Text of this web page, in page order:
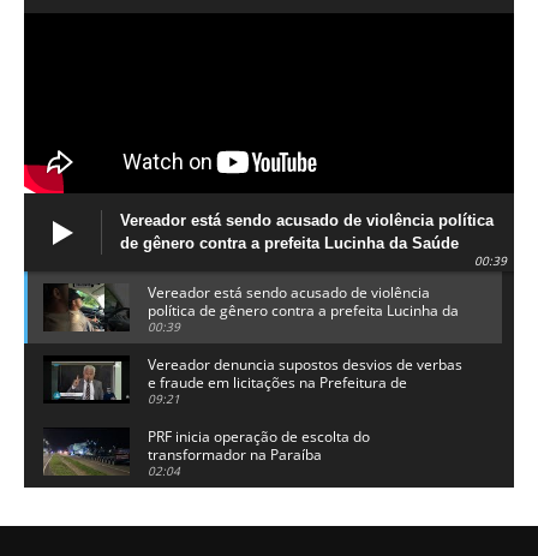
Vereador está sendo acusado de violência política
de gênero contra a prefeita Lucinha da Saúde
00:39
Vereador está sendo acusado de violência
política de gênero contra a prefeita Lucinha da
Saúde
00:39
Vereador denuncia supostos desvios de verbas
e fraude em licitações na Prefeitura de
Alhandra
09:21
PRF inicia operação de escolta do
transformador na Paraíba
02:04
candidatura a governador da Paraíba